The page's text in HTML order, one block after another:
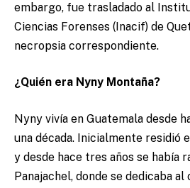
embargo, fue trasladado al
Ciencias Forenses (Inacif) de
necropsia correspondiente.
¿Quién era Nyny Montaña?
Nyny vivía en Guatemala desde
una década. Inicialmente residió
y desde hace tres años se había
Panajachel, donde se dedicaba